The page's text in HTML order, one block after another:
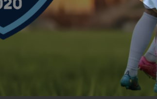
СК
офіційний сайт